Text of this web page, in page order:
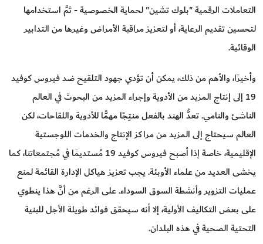
التعاملات الرقمية "بلوك تشين" لحماية الخصوصية - ثمَّ استخدامها
لتحسين تقديم الرعاية، أو لتعزيز مراقبة الأمراض وغيرها من التدابير
الوقائية.
وأخيرًا، والأهم من ذلك، يمكن أن تؤدي جهود التلقيح ضد فيروس كوفيد
19 إلى إنتاج المزيد من الأدوية وإجراء المزيد من البحوث في العالم
الناشئ والنامي. تعدُّ الهند بالفعل منتِجًا مهمًّا للأدوية واللقاحات، لكن
العالم سيحتاج إلى المزيد من مراكز الإنتاج والخدمات اللوجستية
الإقليمية، خاصة إذا أصبح فيروس كوفيد 19 مُستديمًا في مُجتمعاتنا، كما
يخشى العديد من علماء الأوبئة. يجب تعزيز هياكل الإدارة القائمة لمنع
عمليات التزوير وأنشطة السوق السوداء. على الرغم من أنَّ هذا ينطوي
على بعض التكاليف الأولية، إلا أنه سيحقق فوائد طويلة الأجل للبنية
التحتية الصحية في هذه البلدان.